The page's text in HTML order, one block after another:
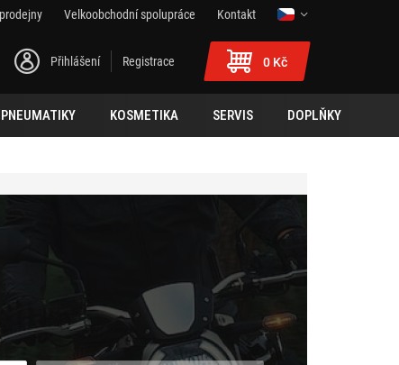
Velkoobchodní spolupráce
Kontakt
Přihlášení Registrace 0 Kč
PNEUMATIKY KOSMETIKA SERVIS DOPLŇKY